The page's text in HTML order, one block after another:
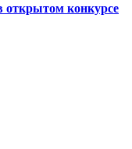
конкурсе